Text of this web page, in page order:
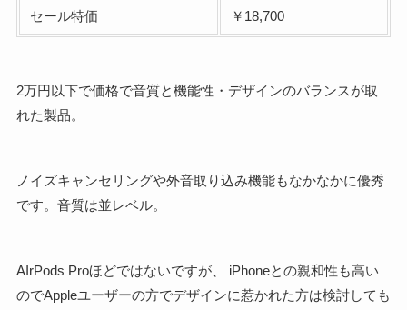
セール特価 ￥18,700
2万円以下で価格で音質と機能性・デザインのバランスが取
れた製品。
ノイズキャンセリングや外音取り込み機能もなかなかに優秀
です。音質は並レベル。
AIrPods Proほどではないですが、 iPhoneとの親和性も高い
のでAppleユーザーの方でデザインに惹かれた方は検討しても